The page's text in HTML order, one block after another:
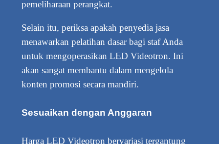
pemeliharaan perangkat.
Selain itu, periksa apakah penyedia jasa
menawarkan pelatihan dasar bagi staf Anda
untuk mengoperasikan LED Videotron. Ini
akan sangat membantu dalam mengelola
konten promosi secara mandiri.
Sesuaikan dengan Anggaran
Harga LED Videotron bervariasi tergantung